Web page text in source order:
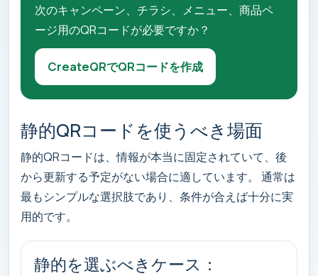
次のキャンペーン、チラシ、メニュー、商品ペ
ージ用のQRコードが必要ですか？
CreateQRでQRコードを作成
静的QRコードを使うべき場面
静的QRコードは、情報が本当に固定されていて、後
から更新する予定がない場合に適しています。 通常は
最もシンプルな選択肢であり、条件が合えば十分に実
用的です。
静的を選ぶべきケース：